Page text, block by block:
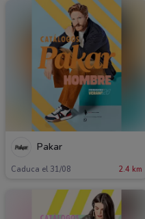
Pakar
Caduca el 31/08 2.4 km